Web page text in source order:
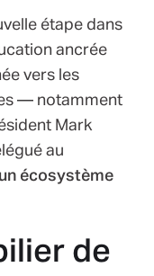
étape dans
ancrée
vers les
— notamment
Mark
au
écosystème
de